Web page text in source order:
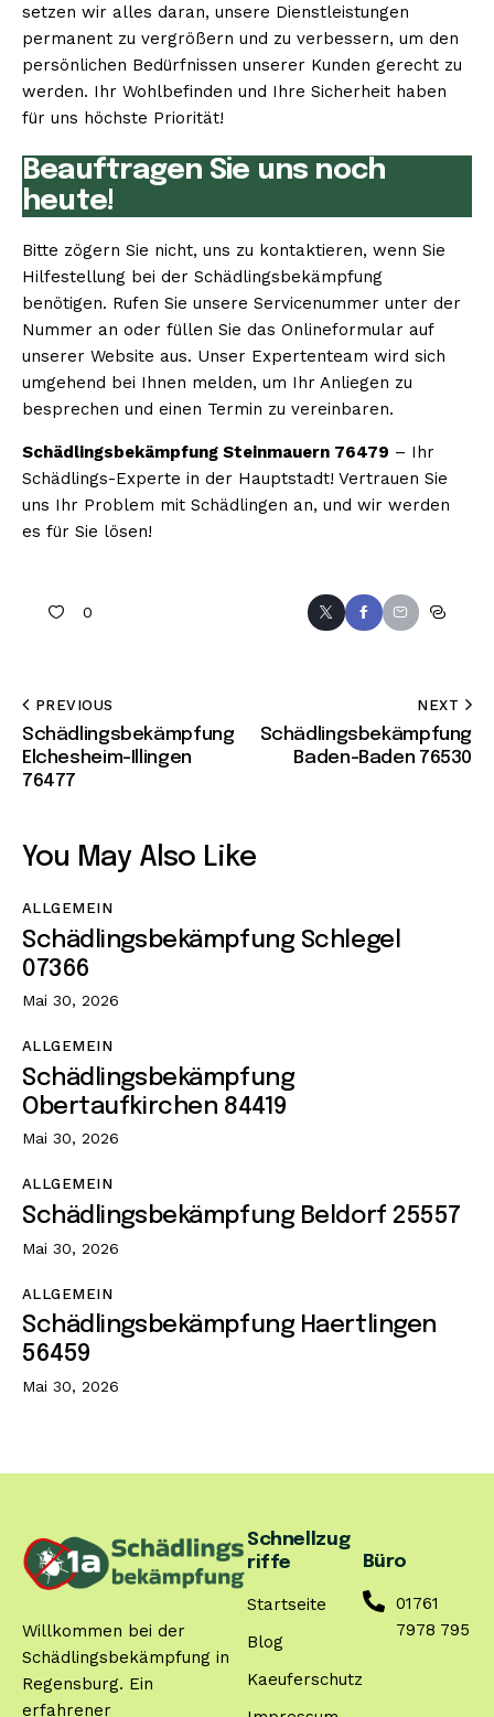
setzen wir alles daran, unsere Dienstleistungen
permanent zu vergrößern und zu verbessern, um den
persönlichen Bedürfnissen unserer Kunden gerecht zu
werden. Ihr Wohlbefinden und Ihre Sicherheit haben
für uns höchste Priorität!
Beauftragen Sie uns noch
heute!
Bitte zögern Sie nicht, uns zu kontaktieren, wenn Sie
Hilfestellung bei der Schädlingsbekämpfung
benötigen. Rufen Sie unsere Servicenummer unter der
Nummer an oder füllen Sie das Onlineformular auf
unserer Website aus. Unser Expertenteam wird sich
umgehend bei Ihnen melden, um Ihr Anliegen zu
besprechen und einen Termin zu vereinbaren.
Schädlingsbekämpfung Steinmauern 76479 – Ihr
Schädlings-Experte in der Hauptstadt! Vertrauen Sie
uns Ihr Problem mit Schädlingen an, und wir werden
es für Sie lösen!
0
PREVIOUS
Schädlingsbekämpfung
Elchesheim-Illingen
76477
NEXT
Schädlingsbekämpfung
Baden-Baden 76530
You May Also Like
ALLGEMEIN
Schädlingsbekämpfung Schlegel
07366
Mai 30, 2026
ALLGEMEIN
Schädlingsbekämpfung
Obertaufkirchen 84419
Mai 30, 2026
ALLGEMEIN
Schädlingsbekämpfung Beldorf 25557
Mai 30, 2026
ALLGEMEIN
Schädlingsbekämpfung Haertlingen
56459
Mai 30, 2026
Willkommen bei der
Schädlingsbekämpfung in
Regensburg. Ein
erfahrener
Schnellzug
riffe
Startseite
Blog
Kaeuferschutz
Büro
01761
7978 795